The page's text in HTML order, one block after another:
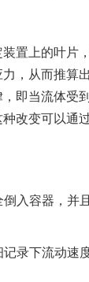
置上的叶片
，从而推算
即当流体受
改变可以通
入容器，并
录下流动速